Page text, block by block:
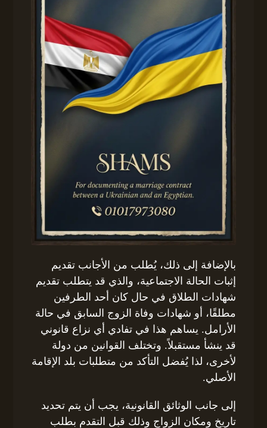
بالإضافة إلى ذلك، يُطلب من الأجانب تقديم
إثبات الحالة الاجتماعية، والذي قد يتطلب تقديم
شهادات الطلاق في حال كان أحد الطرفين
مطلقًا، أو شهادات وفاة الزوج السابق في حالة
الأرامل. يساهم هذا في تفادي أي نزاع قانوني
قد ينشأ مستقبلاً. وتختلف القوانين من دولة
لأخرى، لذا يُفضل التأكد من متطلبات بلد الإقامة
الأصلي.
إلى جانب الوثائق القانونية، يجب أن يتم تحديد
تاريخ ومكان الزواج وذلك قبل التقدم بطلب